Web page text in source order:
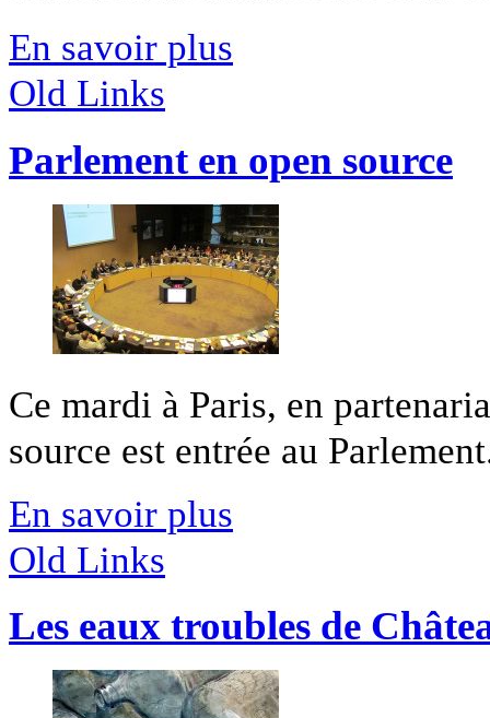
En savoir plus
Old Links
Parlement en open source
Ce mardi à Paris, en
source est entrée au
En savoir plus
Old Links
Les eaux troubles de